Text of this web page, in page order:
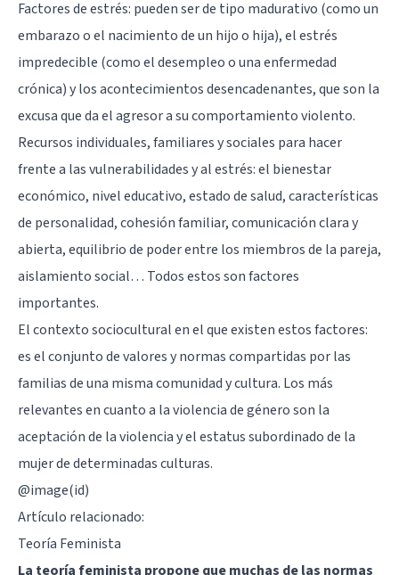
Factores de estrés: pueden ser de tipo madurativo (como un
embarazo o el nacimiento de un hijo o hija), elestrés
impredecible (como el desempleo o una enfermedad
crónica) y los acontecimientos desencadenantes, que son la
excusa que da el agresor a su comportamiento violento.
Recursos individuales, familiares y sociales para hacer
frente a las vulnerabilidades y al estrés: el bienestar
económico, nivel educativo, estado de salud, características
de personalidad, cohesión familiar, comunicación clara y
abierta, equilibrio de poder entre los miembros de la pareja,
aislamiento social… Todos estos son factores
importantes.
El contexto sociocultural en el que existen estos factores:
es el conjunto de valores y normas compartidas por las
familias de una misma comunidad y cultura. Los más
relevantes en cuanto a la violencia de género son la
aceptación de la violencia y el estatus subordinado de la
mujer de determinadas culturas.
@image(id)
Artículo relacionado:
Teoría Feminista
La teoría feminista propone que muchas de las normas